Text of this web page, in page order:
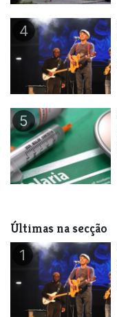
4
5
Últimas na secção
1